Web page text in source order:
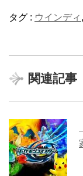
タグ : ウインディ ,
関連記事